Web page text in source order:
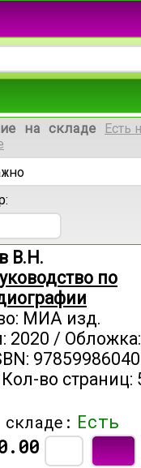
на складе
Есть
В.Н.
по
МИА изд.
2020 /
во страниц:
Есть